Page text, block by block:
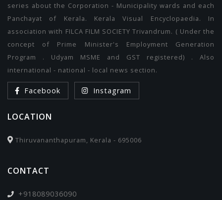
series about the Corporation - Municipality wards and each
Panchayat of Kerala. Kerala Visual Encyclopaedia. In
association with FILCA FILM SOCIETY Trivandrum. ( Under the
concept of Prime Minister's Employment Generation
Program . Udyam MSME and GST registered) . Also
international - national - local news section.
Facebook Instagram
LOCATION
Thiruvananthapuram, Kerala - 695006
CONTACT
+918089036090